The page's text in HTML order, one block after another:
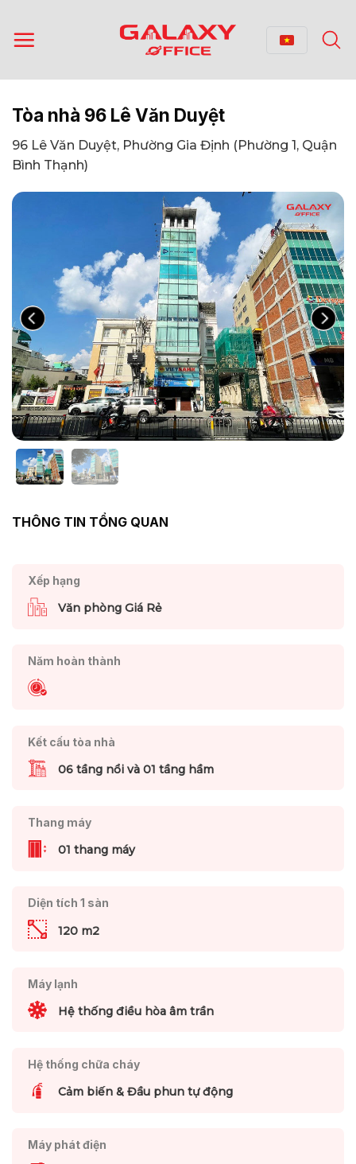
qua
nội
Tòa nhà 96 Lê Văn Duyệt
96 Lê Văn Duyệt, Phường Gia Định (Phường 1, Quận
Bình Thạnh)
THÔNG TIN TỔNG QUAN
Xếp hạng
Văn phòng Giá Rẻ
Năm hoàn thành
Kết cấu tòa nhà
06 tầng nổi và 01 tầng hầm
Thang máy
01 thang máy
Diện tích 1 sàn
120 m2
Máy lạnh
Hệ thống điều hòa âm trần
Hệ thống chữa cháy
Cảm biến & Đầu phun tự động
Máy phát điện